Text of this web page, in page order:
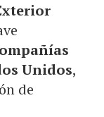
Unidos,
de